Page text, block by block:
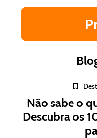
Não sabe o
Descubra os